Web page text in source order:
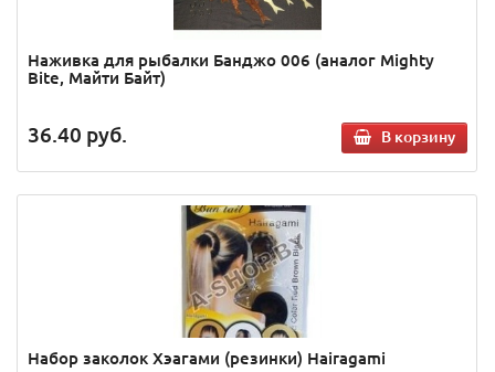
Наживка для рыбалки Банджо 006 (аналог Mighty
Bite, Майти Байт)
36.40 руб. В корзину
Набор заколок Хэагами (резинки) Hairagami